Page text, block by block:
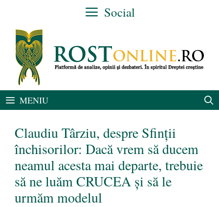
conținut
Social
MENIU
Claudiu Târziu, despre Sfinții
închisorilor: Dacă vrem să ducem
neamul acesta mai departe, trebuie
să ne luăm CRUCEA și să le
urmăm modelul